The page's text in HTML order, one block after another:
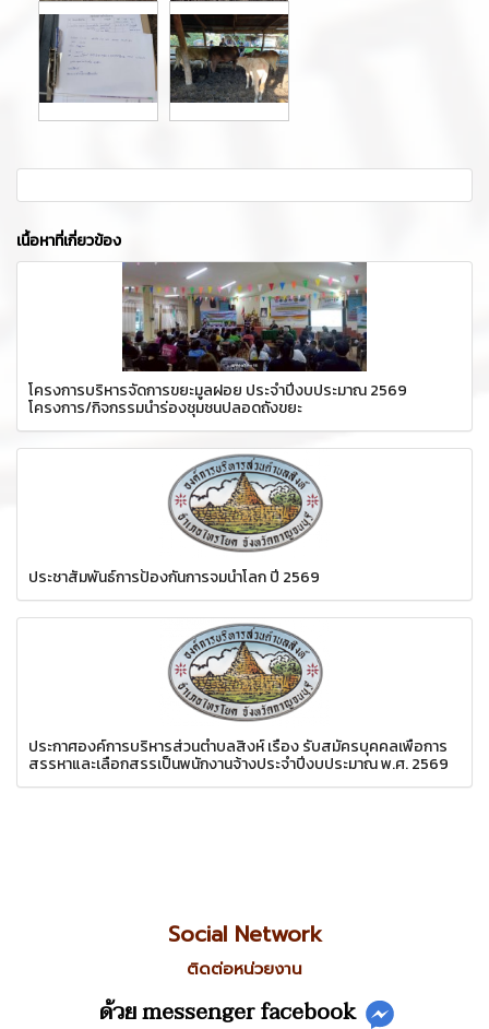
เนื้อหาที่เกี่ยวข้อง
โครงการบริหารจัดการขยะมูลฝอย ประจำปีงบประมาณ 2569
โครงการ/กิจกรรมนำร่องชุมชนปลอดถังขยะ
ประชาสัมพันธ์การป้องกันการจมน้ำโลก ปี 2569
ประกาศองค์การบริหารส่วนตำบลสิงห์ เรื่อง รับสมัครบุคคลเพื่อการ
สรรหาและเลือกสรรเป็นพนักงานจ้างประจำปีงบประมาณ พ.ศ. 2569
Social Network
ติดต่อหน่วยงาน
ด้วย messenger facebook